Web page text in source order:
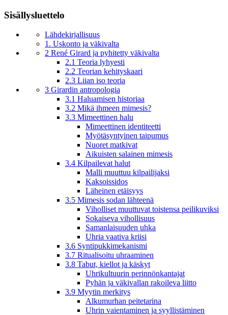
Sisällysluettelo
Lähdekirjallisuus
1. Uskonto ja väkivalta
2 René Girard ja pyhitetty väkivalta
2.1 Teoria lyhyesti
2.2 Teorian kehityskaari
2.3 Liian iso teoria
3 Girardin antropologia
3.1 Haluamisen historiaa
3.2 Mikä ihmeen mimesis?
3.3 Mimeettinen halu
Mimeettinen identiteetti
Myötäsyntyinen taipumus
Nuoret matkivat
Aikuisten salainen mimesis
3.4 Kilpailevat halut
Malli muuttuu kilpailijaksi
Kaksoissidos
Läheinen etäisyys
3.5 Mimesis sodan lähteenä
Viholliset muuttuvat toistensa peilikuviksi
Sokaiseva vihollisuus
Samanlaisuuden uhka
Uhria vaativa kriisi
3.6 Syntipukkimekanismi
3.7 Ritualisoitu uhraaminen
3.8 Tabut, kiellot ja käskyt
Uhrikultuurin perinnönkantajat
Pyhän ja väkivallan rakoileva liitto
3.9 Myytin merkitys
Alkumurhan peitetarina
Uhrin vaientaminen ja syyllistäminen